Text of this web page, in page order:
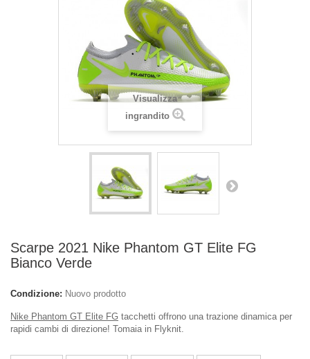
Visualizza
ingrandito
Scarpe 2021 Nike Phantom GT Elite FG
Bianco Verde
Condizione: Nuovo prodotto
Nike Phantom GT Elite FG tacchetti offrono una trazione dinamica per
rapidi cambi di direzione! Tomaia in Flyknit.